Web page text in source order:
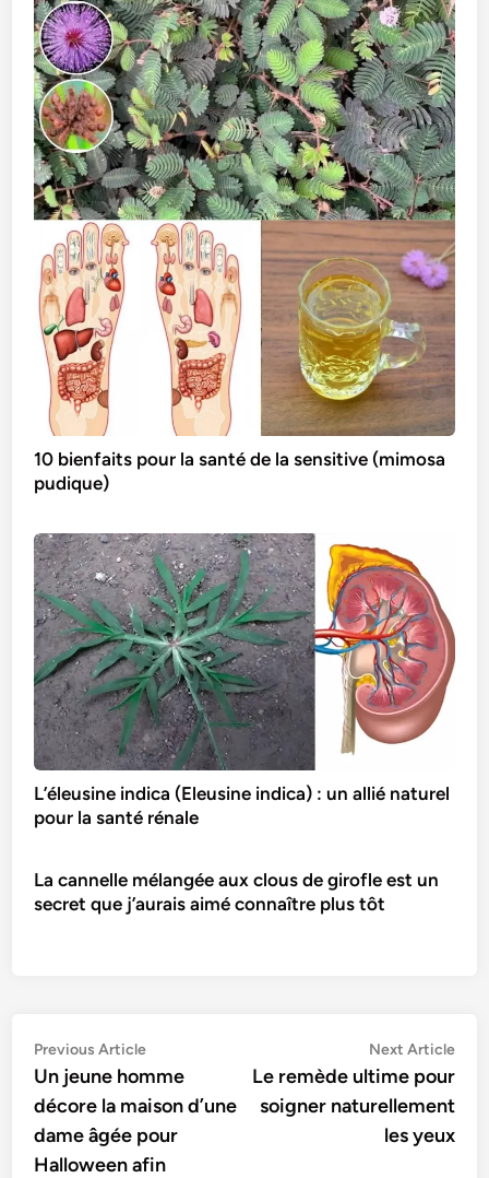
10 bienfaits pour la santé de la sensitive (mimosa
pudique)
L’éleusine indica (Eleusine indica) : un allié naturel
pour la santé rénale
La cannelle mélangée aux clous de girofle est un
secret que j’aurais aimé connaître plus tôt
Navigation
de
l’article
Previous ArticlePrevious
article:
Un jeune homme
décore la maison d’une
dame âgée pour
Halloween afin
Next Article
Le remède ultime pour
soigner naturellement
les yeux